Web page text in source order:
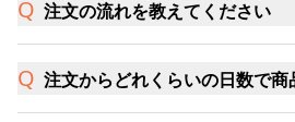
注文の流れを教えてください
注文からどれくらいの日数で商